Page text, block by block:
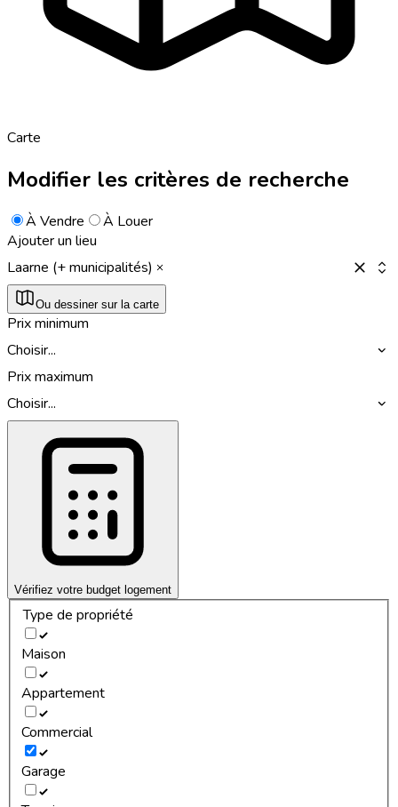
Carte
Modifier les critères de recherche
À Vendre
À Louer
Ajouter un lieu
Laarne (+ municipalités)
Ou dessiner sur la carte
Prix minimum
Choisir...
Prix maximum
Choisir...
Vérifiez votre budget logement
Type de propriété
Maison
Appartement
Commercial
Garage